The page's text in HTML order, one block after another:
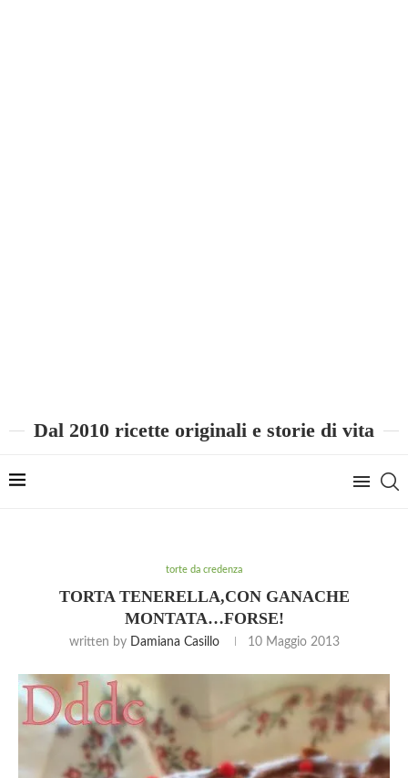
Dal 2010 ricette originali e storie di vita
torte da credenza
TORTA TENERELLA,CON GANACHE
MONTATA…FORSE!
written by Damiana Casillo 10 Maggio 2013